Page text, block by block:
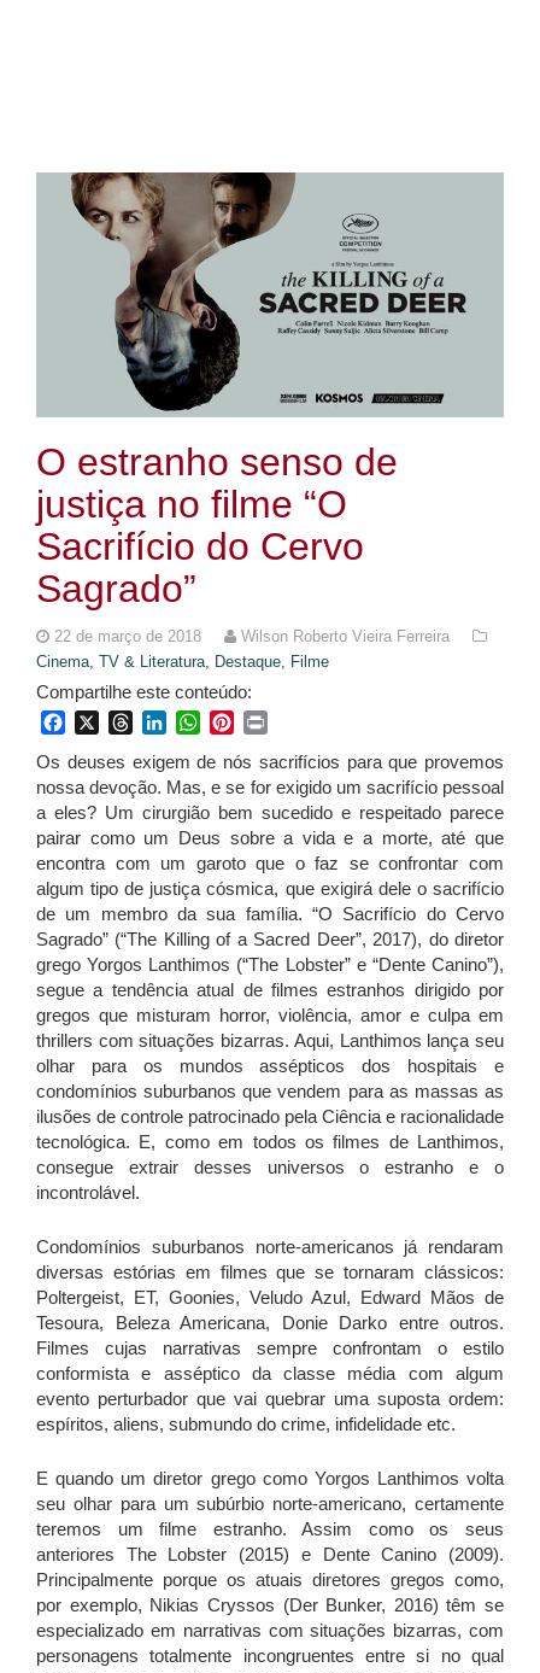
O estranho senso de
justiça no filme “O
Sacrifício do Cervo
Sagrado”
22 de março de 2018
Wilson Roberto Vieira Ferreira
Cinema, TV & Literatura, Destaque, Filme
Compartilhe este conteúdo:
FacebookThreadsLinkedInWhatsApp
Pinterest
Os deuses exigem de nós sacrifícios para que provemos
nossa devoção. Mas, e se for exigido um sacrifício pessoal
a eles? Um cirurgião bem sucedido e respeitado parece
pairar como um Deus sobre a vida e a morte, até que
encontra com um garoto que o faz se confrontar com
algum tipo de justiça cósmica, que exigirá dele o sacrifício
de um membro da sua família. “O Sacrifício do Cervo
Sagrado” (“The Killing of a Sacred Deer”, 2017), do diretor
grego Yorgos Lanthimos (“The Lobster” e “Dente Canino”),
segue a tendência atual de filmes estranhos dirigido por
gregos que misturam horror, violência, amor e culpa em
thrillers com situações bizarras. Aqui, Lanthimos lança seu
olhar para os mundos assépticos dos hospitais e
condomínios suburbanos que vendem para as massas as
ilusões de controle patrocinado pela Ciência e racionalidade
tecnológica. E, como em todos os filmes de Lanthimos,
consegue extrair desses universos o estranho e o
incontrolável.
Condomínios suburbanos norte-americanos já rendaram
diversas estórias em filmes que se tornaram clássicos:
Poltergeist, ET, Goonies, Veludo Azul, Edward Mãos de
Tesoura, Beleza Americana, Donie Darko entre outros.
Filmes cujas narrativas sempre confrontam o estilo
conformista e asséptico da classe média com algum
evento perturbador que vai quebrar uma suposta ordem:
espíritos, aliens, submundo do crime, infidelidade etc.
E quando um diretor grego como Yorgos Lanthimos volta
seu olhar para um subúrbio norte-americano, certamente
teremos um filme estranho. Assim como os seus
anteriores The Lobster (2015) e Dente Canino (2009).
Principalmente porque os atuais diretores gregos como,
por exemplo, Nikias Cryssos (Der Bunker, 2016) têm se
especializado em narrativas com situações bizarras, com
personagens totalmente incongruentes entre si no qual